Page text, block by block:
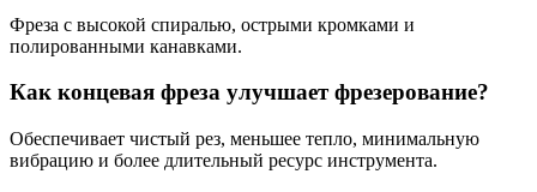
Фреза с высокой спиралью, острыми кромками и
полированными канавками.
Как концевая фреза улучшает фрезерование?
Обеспечивает чистый рез, меньшее тепло, минимальную
вибрацию и более длительный ресурс инструмента.